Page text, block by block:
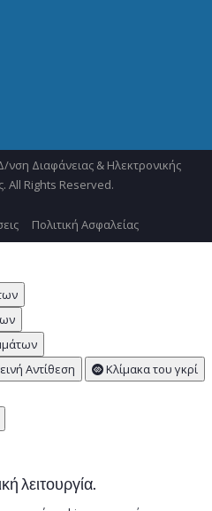
Διαφάνειας & Ηλεκτρονικής
All Rights Reserved.
Πολιτική Ασφαλείας
Αντίθεση
Κλίμακα του γκρί
λειτουργία.